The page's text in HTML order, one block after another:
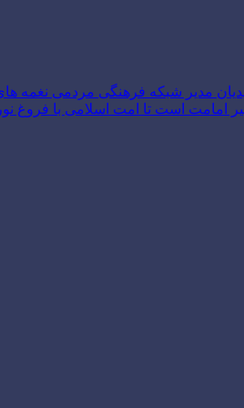
مدیر شبکه فرهنگی مردمی نغمه
است تا امت اسلامی با فروغ نور